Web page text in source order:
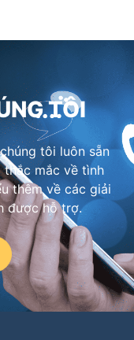
TÔI
tôi luôn sẵn
thắc mắc về tình
thêm về các giải
được hỗ trợ.